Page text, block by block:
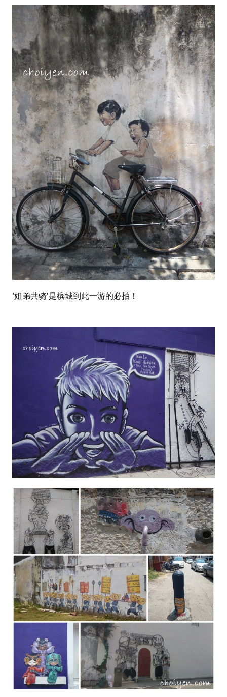
‘姐弟共骑’是槟城到此一游的必拍！